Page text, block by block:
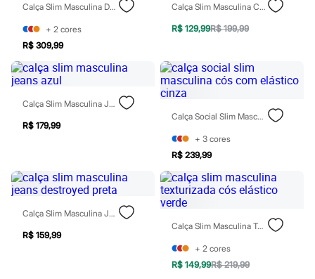
Tênis
Diversão
Marcas
Baby Club
Fifteen
Miss Fifteen
Palomino
Moda íntima
Calcinhas
Cuecas
Biquínis e Maiôs
Blusas de proteção
Sungas
Personagens
Disney
Calça Slim Masculina De Alfaiataria Azul
+ 2 cores
R$ 309,99
Calça Slim Masculina Com Cordão Cinza
R$ 129,99R$ 199,99
Calça Slim Masculina Jeans Azul
R$ 179,99
Calça Social Slim Masculina Cós Com Elástico Cinza
+ 3 cores
R$ 239,99
Calça Slim Masculina Jeans Destroyed Preta
R$ 159,99
Calça Slim Masculina Texturizada Cós Elástico Verde
+ 2 cores
R$ 149,99R$ 219,99